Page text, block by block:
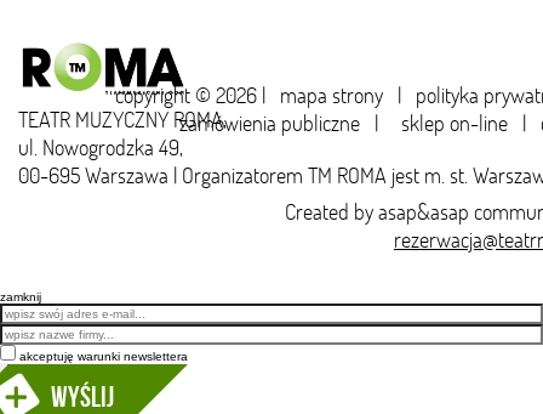
copyright © 2026 | mapa strony | polityka
zamówienia publiczne | sklep on-line |
TEATR MUZYCZNY ROMA,
ul. Nowogrodzka 49,
00-695 Warszawa | Organizatorem TM ROMA jest m. st.
Created byasap&asap
zamknij
Email
akceptuję warunki newslettera
Wyślij